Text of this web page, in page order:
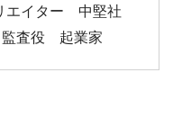
エイター 中堅社
監査役 起業家